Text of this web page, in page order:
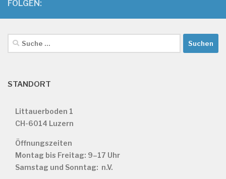
FOLGEN:
Suche
nach:
STANDORT
Littauerboden 1
CH-6014 Luzern
Öffnungszeiten
Montag bis Freitag: 9–17 Uhr
Samstag und Sonntag: n.V.